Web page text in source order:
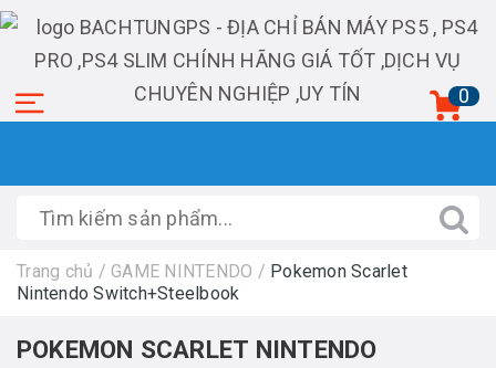
0
Trang chủ / GAME NINTENDO / Pokemon Scarlet
Nintendo Switch+Steelbook
POKEMON SCARLET NINTENDO